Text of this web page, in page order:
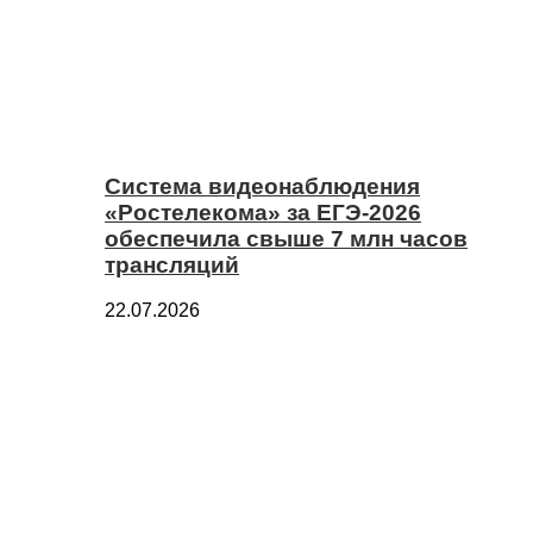
Система видеонаблюдения
«Ростелекома» за ЕГЭ-2026
обеспечила свыше 7 млн часов
трансляций
22.07.2026